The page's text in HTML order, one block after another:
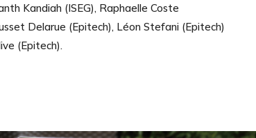
Kandiah (ISEG), Raphaelle Coste
Delarue (Epitech), Léon Stefani (Epitech)
(Epitech).